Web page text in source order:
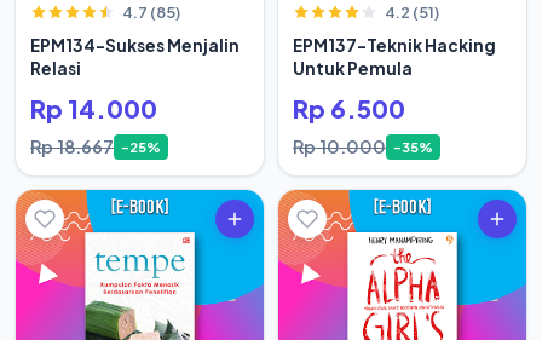
4.7 (85)
EPM134-Sukses Menjalin
Relasi
Rp 14.000
Rp 18.667 -25%
4.2 (51)
EPM137-Teknik Hacking
Untuk Pemula
Rp 6.500
Rp 10.000 -35%